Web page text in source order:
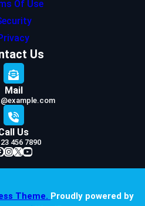
Of Use
Privacy
Us
Mail
Us
456 7890
InstagramX YouTube
Theme. Proudly powered by